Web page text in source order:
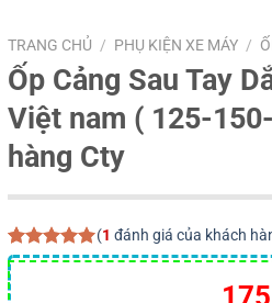
TRANG CHỦ / PHỤ KIỆN XE MÁY /
Ốp Cảng Sau Tay
Việt nam ( 125-
hàng Cty
5.00trên 5
dựa trên
1
đánh giá
(1 đánh giá của khách
Giá